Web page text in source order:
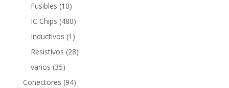
Fusibles 1010
productos
IC Chips 480480
productos
Inductivos 1 1
producto
Resistivos 2828
varios 3535
productos
Conectores 9494